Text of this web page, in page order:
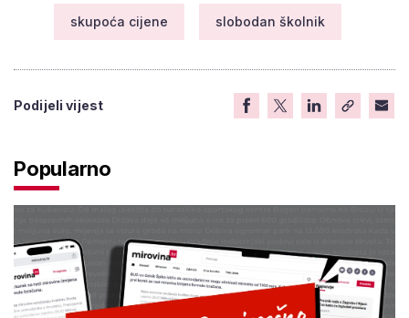
skupoća cijene slobodan školnik
Podijeli vijest
Popularno